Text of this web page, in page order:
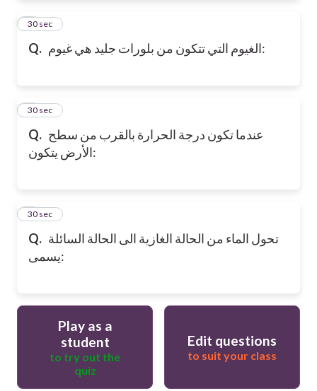
Q. الغيوم التي تتكون من بلورات جليد هي غيوم:
2
30 sec
Q. عندما تكون درجة الحرارة بالقرب من سطح
الأرض يتكون:
3
30 sec
Q. تحول الماء من الحالة الغازية الى الحالة السائلة
يسمى:
4
30 sec
Play as a
student
to try out the
quiz
Edit questions
to suit your class